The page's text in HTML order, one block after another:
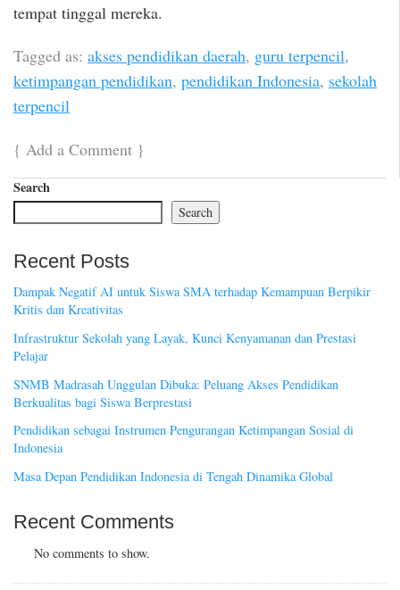
tempat tinggal mereka.
Tagged as: akses pendidikan daerah, guru terpencil,
ketimpangan pendidikan, pendidikan Indonesia, sekolah
terpencil
{ Add a Comment }
Search
Search
Recent Posts
Dampak Negatif AI untuk Siswa SMA terhadap Kemampuan Berpikir
Kritis dan Kreativitas
Infrastruktur Sekolah yang Layak, Kunci Kenyamanan dan Prestasi
Pelajar
SNMB Madrasah Unggulan Dibuka: Peluang Akses Pendidikan
Berkualitas bagi Siswa Berprestasi
Pendidikan sebagai Instrumen Pengurangan Ketimpangan Sosial di
Indonesia
Masa Depan Pendidikan Indonesia di Tengah Dinamika Global
Recent Comments
No comments to show.